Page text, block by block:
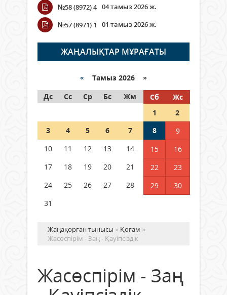
Wi-Fi ҚАБЫРҒА АРҚЫЛЫ ҚАЛАЙ
ӨТЕДІ?
06 тамыз 2026 ж. 265
граждане Казахстана,
05 тамыз 2026 ж. 146
Шетелде жүрген Қазақстан
азаматтары қалай дауыс бере
№58 (8972) 4 04 тамыз 2026 ж.
№57 (8971) 1
01 тамыз 2026 ж.
ЖАҢАЛЫҚТАР МҰРАҒАТЫ
« Тамыз 2026 »
Дс
Сс Ср Бс Жм Сб
Жс
1
2
3
4 5 6 7 8
9
10
11 12 13 14 15
16
17
18 19 20 21 22
23
24
25 26 27 28 29
30
31
Жаңақорған тынысы » Қоғам »
Жасөспірім - Заң - Қауіпсіздік
Жасөспірім - Заң